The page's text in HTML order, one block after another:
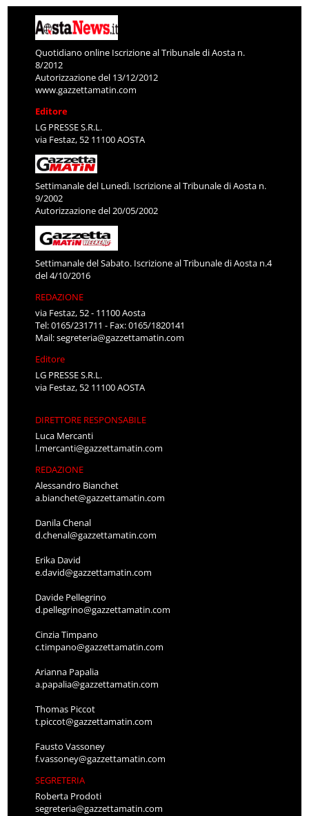
Quotidiano online Iscrizione al Tribunale di Aosta n.
8/2012
Autorizzazione del 13/12/2012
www.gazzettamatin.com
Editore
LG PRESSE S.R.L.
via Festaz, 52 11100 AOSTA
Settimanale del Lunedì. Iscrizione al Tribunale di Aosta n.
9/2002
Autorizzazione del 20/05/2002
Settimanale del Sabato. Iscrizione al Tribunale di Aosta n.4
del 4/10/2016
REDAZIONE
via Festaz, 52 - 11100 Aosta
Tel: 0165/231711 - Fax: 0165/1820141
Mail:segreteria@gazzettamatin.com
Editore
LG PRESSE S.R.L.
via Festaz, 52 11100 AOSTA
DIRETTORE RESPONSABILE
Luca Mercanti
l.mercanti@gazzettamatin.com
REDAZIONE
Alessandro Bianchet
a.bianchet@gazzettamatin.com
Danila Chenal
d.chenal@gazzettamatin.com
Erika David
e.david@gazzettamatin.com
Davide Pellegrino
d.pellegrino@gazzettamatin.com
Cinzia Timpano
c.timpano@gazzettamatin.com
Arianna Papalia
a.papalia@gazzettamatin.com
Thomas Piccot
t.piccot@gazzettamatin.com
Fausto Vassoney
f.vassoney@gazzettamatin.com
SEGRETERIA
Roberta Prodoti
segreteria@gazzettamatin.com